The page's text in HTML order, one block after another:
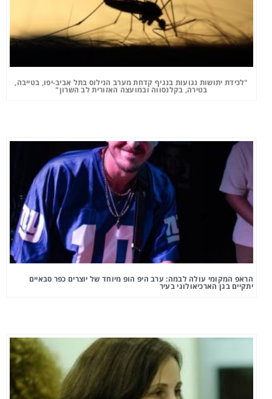
"לכידת יתושות נגועות בנגיף קדחת מערב הנילוס בתל אביב-יפו, בטייבה,
בטירה, בקלנסווה ובמועצה האזורית לב השרון"
הראפ המקומי עולה לבמה: ערב היפ הופ מיוחד של יוצרים כפר סבאיים
יתקיים בגן הארכיאולוגי בעיר